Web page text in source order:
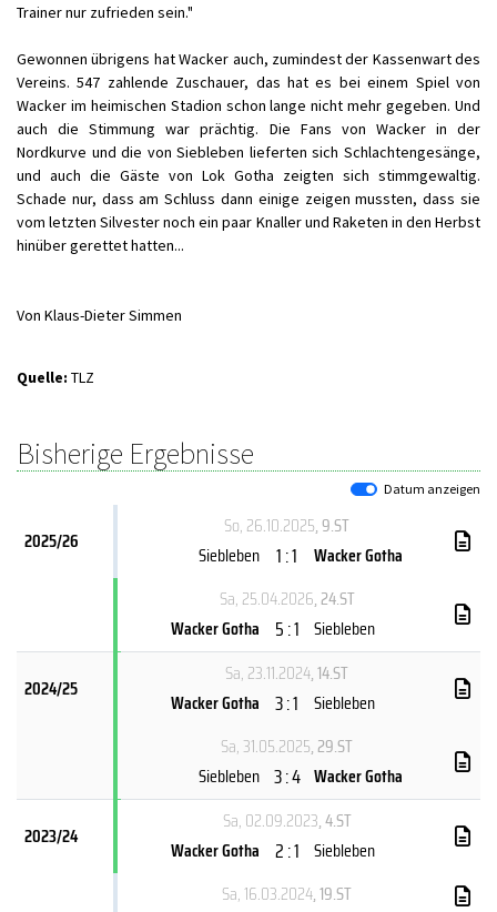
Trainer nur zufrieden sein."
Gewonnen übrigens hat Wacker auch, zumindest der Kassenwart des
Vereins. 547 zahlende Zuschauer, das hat es bei einem Spiel von
Wacker im heimischen Stadion schon lange nicht mehr gegeben. Und
auch die Stimmung war prächtig. Die Fans von Wacker in der
Nordkurve und die von Siebleben lieferten sich Schlachtengesänge,
und auch die Gäste von Lok Gotha zeigten sich stimmgewaltig.
Schade nur, dass am Schluss dann einige zeigen mussten, dass sie
vom letzten Silvester noch ein paar Knaller und Raketen in den Herbst
hinüber gerettet hatten...
Von Klaus-Dieter Simmen
Quelle: TLZ
Bisherige Ergebnisse
Datum anzeigen
2025/26
So, 26.10.2025, 9.ST
Siebleben 1 : 1
Wacker Gotha
Sa, 25.04.2026, 24.ST
Wacker Gotha
5 : 1 Siebleben
2024/25
Sa, 23.11.2024, 14.ST
Wacker Gotha 3 : 1 Siebleben
Sa, 31.05.2025, 29.ST
Siebleben 3 : 4 Wacker Gotha
2023/24
Sa, 02.09.2023, 4.ST
Wacker Gotha 2 : 1 Siebleben
Sa, 16.03.2024, 19.ST